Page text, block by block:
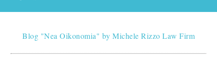
Blog "Nea Oikonomia" by Michele Rizzo Law Firm